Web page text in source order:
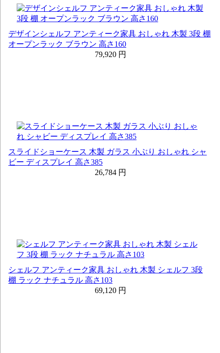
デザインシェルフ アンティーク家具 おしゃれ 木製 3段 棚
オープンラック ブラウン 高さ160
79,920 円
スライドショーケース 木製 ガラス 小ぶり おしゃれ シャ
ビー ディスプレイ 高さ385
26,784 円
シェルフ アンティーク家具 おしゃれ 木製 シェルフ 3段
棚 ラック ナチュラル 高さ103
69,120 円